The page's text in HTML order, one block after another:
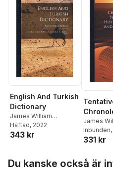
English And Turkish
Dictionary
James William
Redhouse
Häftad, 2022
343 kr
History
And Its
James
Redhouse
Inbunden
331 kr
Du kanske också är